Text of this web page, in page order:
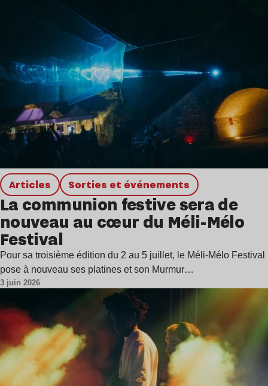
Articles Sorties et événements
La communion festive sera de
nouveau au cœur du Méli-Mélo
Festival
Pour sa troisième édition du 2 au 5 juillet, le Méli-Mélo Festival
pose à nouveau ses platines et son Murmur…
3 juin 2026